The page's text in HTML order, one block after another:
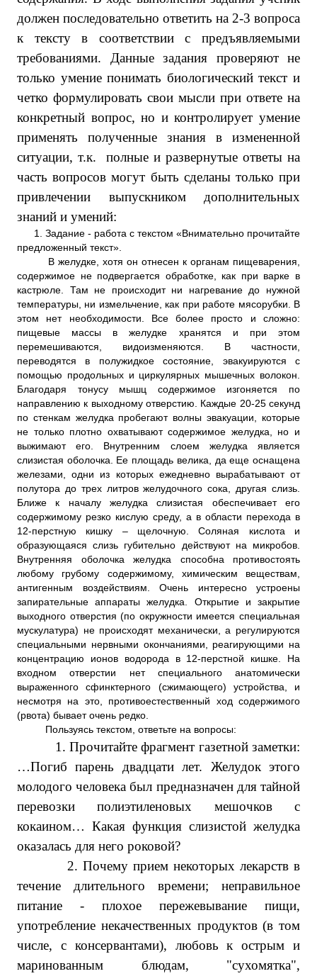
должен последовательно ответить на 2-3 вопроса
к тексту в соответствии с предъявляемыми
требованиями. Данные задания проверяют не
только умение понимать биологический текст и
четко формулировать свои мысли при ответе на
конкретный вопрос, но и контролирует умение
применять полученные знания в измененной
ситуации, т.к. полные и развернутые ответы на
часть вопросов могут быть сделаны только при
привлечении выпускником дополнительных
знаний и умений:
1. Задание - работа с текстом « Внимательно прочитайте
предложенный текст».
В желудке, хотя он отнесен к органам пищеварения,
содержимое не подвергается обработке, как при варке в
кастрюле. Там не происходит ни нагревание до нужной
температуры, ни измельчение, как при работе мясорубки. В
этом нет необходимости. Все более просто и сложно:
пищевые массы в желудке хранятся и при этом
перемешиваются, видоизменяются. В частности,
переводятся в полужидкое состояние, эвакуируются с
помощью продольных и циркулярных мышечных волокон.
Благодаря тонусу мышц содержимое изгоняется по
направлению к выходному отверстию. Каждые 20-25 секунд
по стенкам желудка пробегают волны эвакуации, которые
не только плотно охватывают содержимое желудка, но и
выжимают его. Внутренним слоем желудка является
слизистая оболочка. Ее площадь велика, да еще оснащена
железами, одни из которых ежедневно вырабатывают от
полутора до трех литров желудочного сока, другая слизь.
Ближе к началу желудка слизистая обеспечивает его
содержимому резко кислую среду, а в области перехода в
12-перстную кишку – щелочную. Соляная кислота и
образующаяся слизь губительно действуют на микробов.
Внутренняя оболочка желудка способна противостоять
любому грубому содержимому, химическим веществам,
антигенным воздействиям. Очень интересно устроены
запирательные аппараты желудка. Открытие и закрытие
выходного отверстия (по окружности имеется специальная
мускулатура) не происходят механически, а регулируются
специальными нервными окончаниями, реагирующими на
концентрацию ионов водорода в 12-перстной кишке. На
входном отверстии нет специального анатомически
выраженного сфинктерного (сжимающего) устройства, и
несмотря на это, противоестественный ход содержимого
(рвота) бывает очень редко.
Пользуясь текстом, ответьте на вопросы:
1. Прочитайте фрагмент газетной заметки:
…Погиб парень двадцати лет. Желудок этого
молодого человека был предназначен для тайной
перевозки полиэтиленовых мешочков с
кокаином… Какая функция слизистой желудка
оказалась для него роковой?
2. Почему прием некоторых лекарств в
течение длительного времени; неправильное
питание - плохое пережевывание пищи,
употребление некачественных продуктов (в том
числе, c консервантами), любовь к острым и
маринованным блюдам, "сухомятка",